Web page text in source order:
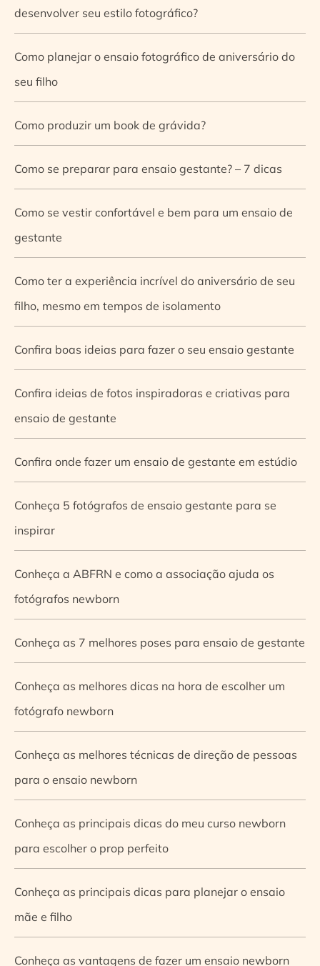
desenvolver seu estilo fotográfico?
Como planejar o ensaio fotográfico de aniversário do
seu filho
Como produzir um book de grávida?
Como se preparar para ensaio gestante? – 7 dicas
Como se vestir confortável e bem para um ensaio de
gestante
Como ter a experiência incrível do aniversário de seu
filho, mesmo em tempos de isolamento
Confira boas ideias para fazer o seu ensaio gestante
Confira ideias de fotos inspiradoras e criativas para
ensaio de gestante
Confira onde fazer um ensaio de gestante em estúdio
Conheça 5 fotógrafos de ensaio gestante para se
inspirar
Conheça a ABFRN e como a associação ajuda os
fotógrafos newborn
Conheça as 7 melhores poses para ensaio de gestante
Conheça as melhores dicas na hora de escolher um
fotógrafo newborn
Conheça as melhores técnicas de direção de pessoas
para o ensaio newborn
Conheça as principais dicas do meu curso newborn
para escolher o prop perfeito
Conheça as principais dicas para planejar o ensaio
mãe e filho
Conheça as vantagens de fazer um ensaio newborn